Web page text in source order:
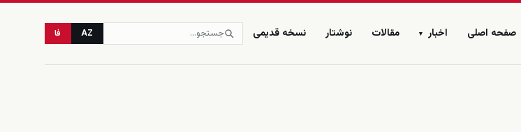
صفحه اصلی اخبار ▾ مقالات نوشتار نسخه قدیمی AZ فا